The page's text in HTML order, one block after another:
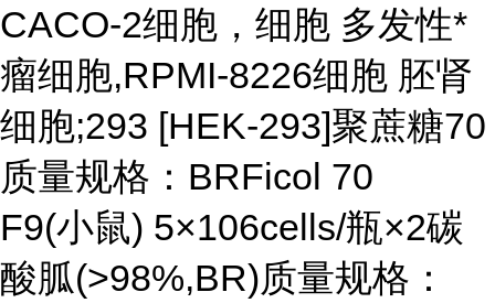
CACO-2细胞，细胞 多发性*
瘤细胞,RPMI-8226细胞 胚肾
细胞;293 [HEK-293]聚蔗糖70
质量规格：BRFicol 70
F9(小鼠) 5×106cells/瓶×2碳
酸胍(>98%,BR)质量规格：